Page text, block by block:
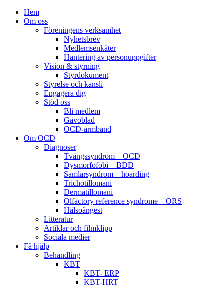
Hem
Om oss
Föreningens verksamhet
Nyhetsbrev
Medlemsenkäter
Hantering av personuppgifter
Vision & styrning
Styrdokument
Styrelse och kansli
Engagera dig
Stöd oss
Bli medlem
Gåvoblad
OCD-armband
Om OCD
Diagnoser
Tvångssyndrom – OCD
Dysmorfofobi – BDD
Samlarsyndrom – hoarding
Trichotillomani
Dermatillomani
Olfactory reference syndrome – ORS
Hälsoångest
Litteratur
Artiklar och filmklipp
Sociala medier
Få hjälp
Behandling
KBT
KBT- ERP
KBT-HRT